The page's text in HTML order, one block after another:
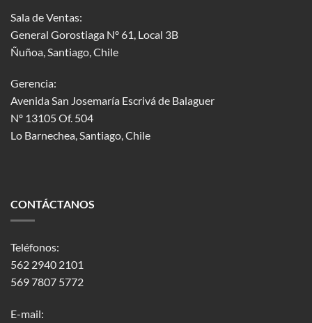
Sala de Ventas:
General Gorostiaga Nº 61, Local 3B
Ñuñoa, Santiago, Chile
Gerencia:
Avenida San Josemaría Escrivá de Balaguer
Nº 13105 Of. 504
Lo Barnechea, Santiago, Chile
CONTÁCTANOS
Teléfonos:
562 2940 2101
569 7807 5772
E-mail: